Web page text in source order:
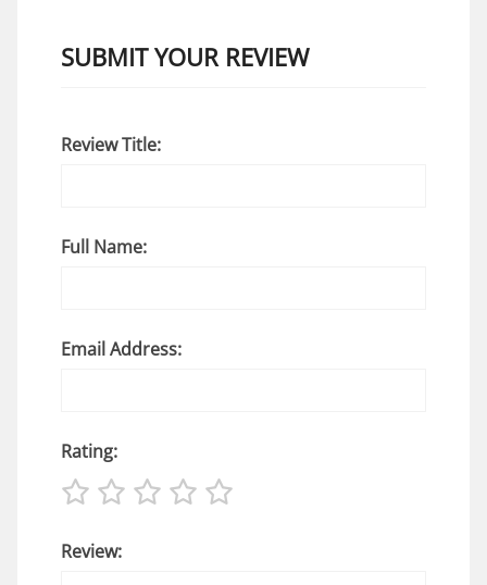
SUBMIT YOUR REVIEW
Review Title:
Full Name:
Email Address:
Rating:
Review: